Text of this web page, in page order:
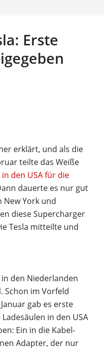
Erste
erklärt, und als die
teilte das Weiße
den USA für die
dauerte es nur gut
York und
diese Supercharger
Tesla mitteilte und
den Niederlanden
Schon im Vorfeld
gab es erste
in den USA
Ein in die Kabel-
Adapter, der nur